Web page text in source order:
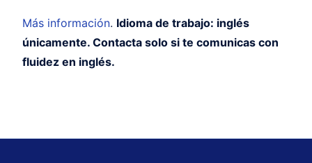
Más información. Idioma de trabajo: inglés
únicamente. Contacta solo si te comunicas con
fluidez en inglés.